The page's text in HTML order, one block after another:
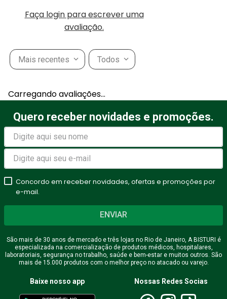
Faça login para escrever uma
avaliação.
Mais recentes Todos
Carregando avaliações…
Quero receber novidades e promoções.
Concordo em receber novidades, ofertas e promoções por
e-mail.
ENVIAR
São mais de 30 anos de mercado e três lojas no Rio de Janeiro, A BISTURI é
especializada na comercialização de produtos médicos, hospitalares,
laboratoriais, segurança no trabalho, saúde e bem-estar e muitos outros. São
mais de 15.000 produtos com o melhor preço no atacado ou varejo.
Baixe nosso app Nossas Redes Socias